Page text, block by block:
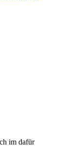
im dafür